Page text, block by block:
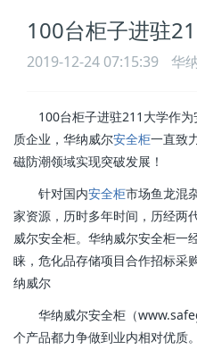
100台柜子进驻
2019-12-24 07:15:39 华
100台柜子进驻211大学作为
质企业，华纳威尔安全柜一直致
磁防潮领域实现突破发展！
针对国内安全柜市场鱼龙混
家资源，历时多年时间，历经两
威尔安全柜。华纳威尔安全柜一
睐，危化品存储项目合作招标采
纳威尔
华纳威尔安全柜（
个产品都力争做到业内相对优质